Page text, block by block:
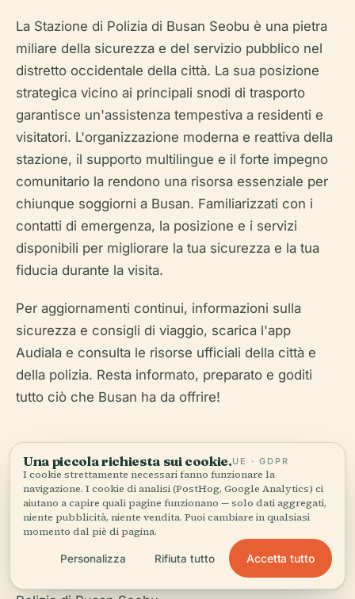
La Stazione di Polizia di Busan Seobu è una pietra
miliare della sicurezza e del servizio pubblico nel
distretto occidentale della città. La sua posizione
strategica vicino ai principali snodi di trasporto
garantisce un'assistenza tempestiva a residenti e
visitatori. L'organizzazione moderna e reattiva della
stazione, il supporto multilingue e il forte impegno
comunitario la rendono una risorsa essenziale per
chiunque soggiorni a Busan. Familiarizzati con i
contatti di emergenza, la posizione e i servizi
disponibili per migliorare la tua sicurezza e la tua
fiducia durante la visita.
Per aggiornamenti continui, informazioni sulla
sicurezza e consigli di viaggio, scarica l'app
Audiala e consulta le risorse ufficiali della città e
della polizia. Resta informato, preparato e goditi
tutto ciò che Busan ha da offrire!
Testo alternativo: Esterno della Stazione di Polizia
di Busan Seobu, Seo-gu, Busan, Corea del Sud
Una piccola richiesta sui cookie.UE · GDPR
I cookie strettamente necessari fanno funzionare la
navigazione. I cookie di analisi (PostHog, Google Analytics) ci
aiutano a capire quali pagine funzionano — solo dati aggregati,
niente pubblicità, niente vendita. Puoi cambiare in qualsiasi
momento dal piè di pagina.
Personalizza Rifiuta tutto Accetta tutto